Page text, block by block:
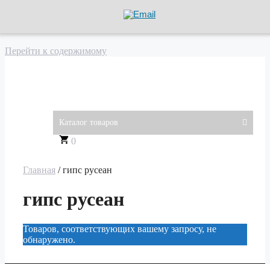
Перейти к содержимому
Каталог товаров
0
Главная / гипс русеан
гипс русеан
Товаров, соответствующих вашему запросу, не
обнаружено.